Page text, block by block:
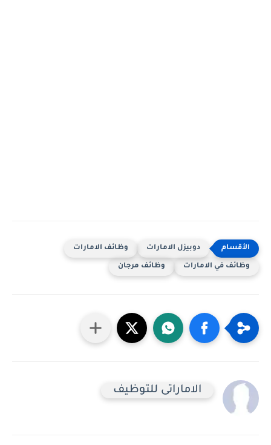
دوبيزل الامارات وظائف الامارات
وظائف في الامارات وظائف مرجان
الاماراتى للتوظيف